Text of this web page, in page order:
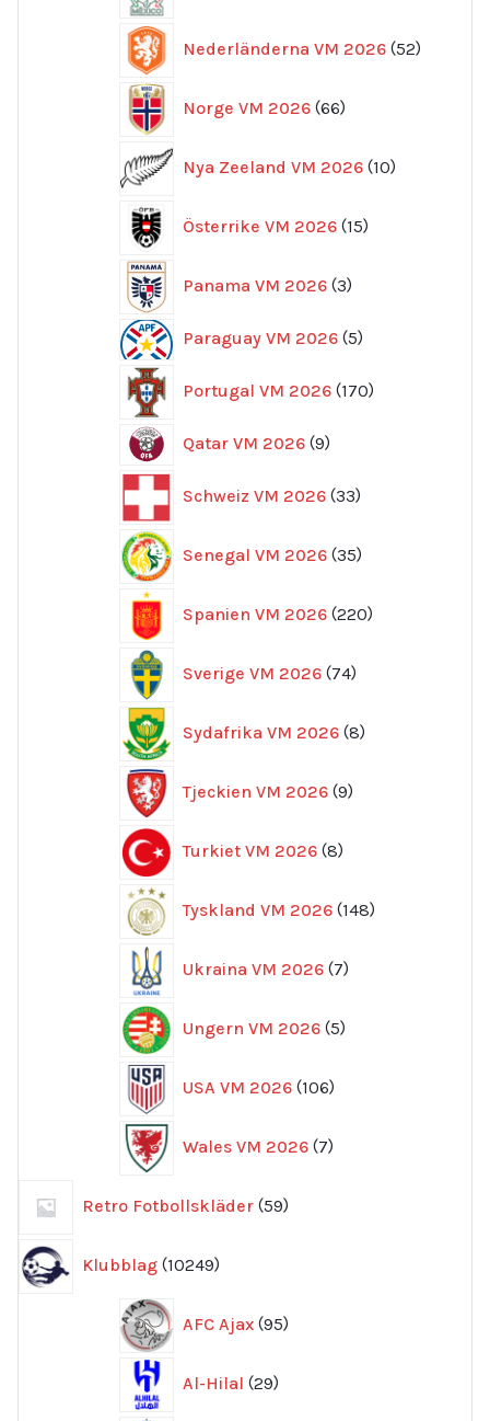
Nederländerna VM 2026 52
Norge VM 2026 66
produkter
Nya Zeeland VM 2026 10
produkter
Österrike VM 2026 15
produkter
Panama VM 2026 3
produkter
Paraguay VM 2026 55
Portugal VM 2026 170
produkter
Qatar VM 2026 99
Schweiz VM 2026 33
produkter
Senegal VM 2026 35
produkter
Spanien VM 2026 220
produkter
Sverige VM 2026 74
produkter
Sydafrika VM 2026 8
produkter
Tjeckien VM 2026 9
produkter
Turkiet VM 2026 8
produkter
Tyskland VM 2026 148
produkter
Ukraina VM 2026 7
produkter
Ungern VM 2026 5
produkter
USA VM 2026 106
produkter
Wales VM 2026 7
produkter
Retro Fotbollskläder 59
produkter
Klubblag 10249
produkter
AFC Ajax 95
produkter
Al-Hilal 29
produkter